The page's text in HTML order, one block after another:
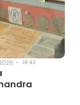
- 18:43